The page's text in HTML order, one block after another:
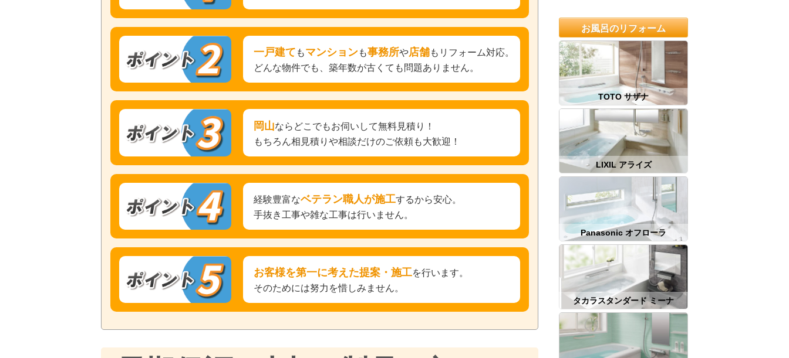
一戸建て もマンションも事務所や店舗もリフォーム対応。
どんな物件でも、築年数が古くても問題ありません。
岡山ならどこでもお伺いして無料見積り！
もちろん相見積りや相談だけのご依頼も大歓迎！
経験豊富なベテラン職人が施工するから安心。
手抜き工事や雑な工事は行いません。
お客様を第一に考えた提案・施工を行います。
そのためには努力を惜しみません。
お風呂のリフォーム
TOTO サザナ
LIXIL アライズ
Panasonic オフローラ
タカラスタンダード ミーナ